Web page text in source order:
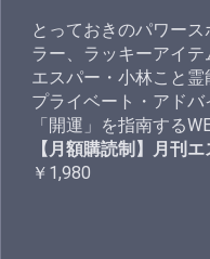
とっておきのパワー
ラー、ラッキーアイテ
エスパー・小林こと
プライベート・アドバ
「開運」を指南する
【月額購読制】月刊
￥1,980